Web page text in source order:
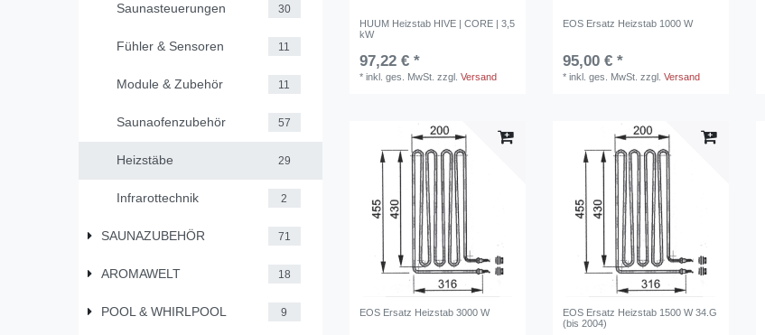
Saunasteuerungen 30
Fühler & Sensoren 11
Module & Zubehör 11
Saunaofenzubehör 57
Heizstäbe 29
Infrarottechnik 2
SAUNAZUBEHÖR 71
AROMAWELT 18
POOL & WHIRLPOOL 9
HUUM Heizstab HIVE | CORE | 3,5
kW
97,22 € *
*inkl. ges. MwSt. zzgl.Versand
EOS Ersatz Heizstab 1000 W
95,00 € *
*inkl. ges. MwSt. zzgl.Versand
EOS Ersatz Heizstab 3000 W
EOS Ersatz Heizstab 1500 W 34.G
(bis 2004)